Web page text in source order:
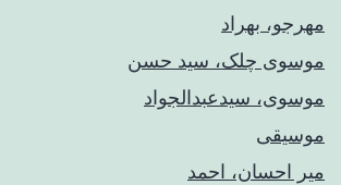
مهرجو، بهراد
موسوی چلک، سید حسن
موسوی، سیدعبدالجواد
موسیقی
میر احسان، احمد